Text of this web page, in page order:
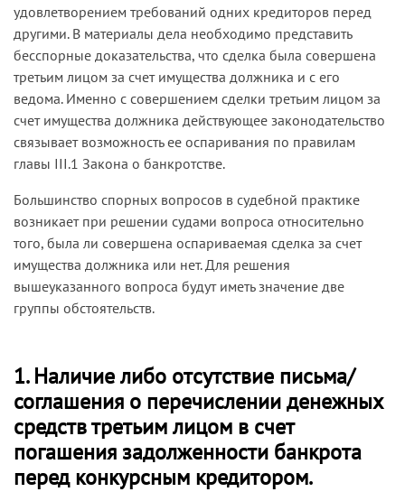
удовлетворением требований одних кредиторов перед
другими. В материалы дела необходимо представить
бесспорные доказательства, что сделка была совершена
третьим лицом за счет имущества должника и с его
ведома. Именно с совершением сделки третьим лицом за
счет имущества должника действующее законодательство
связывает возможность ее оспаривания по правилам
главы III.1 Закона о банкротстве.
Большинство спорных вопросов в судебной практике
возникает при решении судами вопроса относительно
того, была ли совершена оспариваемая сделка за счет
имущества должника или нет. Для решения
вышеуказанного вопроса будут иметь значение две
группы обстоятельств.
1. Наличие либо отсутствие письма/
соглашения о перечислении денежных
средств третьим лицом в счет
погашения задолженности банкрота
перед конкурсным кредитором.